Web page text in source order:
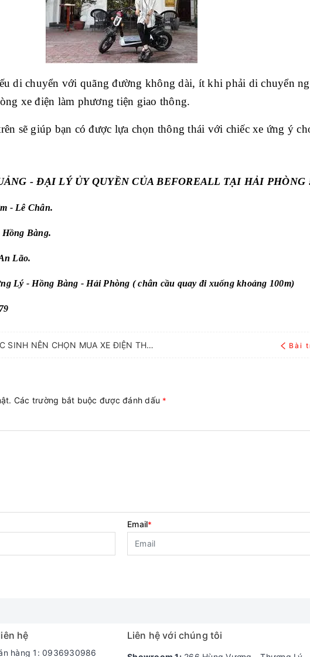
di chuyển với quãng đường không dài, ít khi phải di chuyển
xe điện làm phương tiện giao thông.
sẽ giúp bạn có được lựa chọn thông thái với chiếc xe ứng ý
- ĐẠI LÝ ỦY QUYỀN CỦA BEFOREALL TẠI HẢI PHÒNG
- Lê Chân.
Bàng.
Lão.
Lý - Hồng Bàng - Hải Phòng ( chân cầu quay đi xuống khoảng 100m)
NHỮNG LÝ DO HỌC SINH NÊN CHỌN MUA XE ĐIỆN THAY VÌ XE 50CC Bài
Các trường bắt buộc được đánh dấu *
Email*
hệ
hàng 1: 0936930986
Liên hệ với chúng tôi